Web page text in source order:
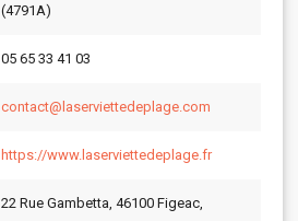
(4791A)
05 65 33 41 03
contact@laserviettedeplage.com
https://www.laserviettedeplage.fr
22 Rue Gambetta, 46100 Figeac,